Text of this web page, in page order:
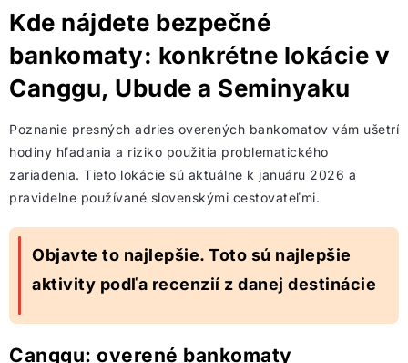
Kde nájdete bezpečné
bankomaty: konkrétne lokácie v
Canggu, Ubude a Seminyaku
Poznanie presných adries overených bankomatov vám ušetrí
hodiny hľadania a riziko použitia problematického
zariadenia. Tieto lokácie sú aktuálne k januáru 2026 a
pravidelne používané slovenskými cestovateľmi.
Objavte to najlepšie. Toto sú najlepšie
aktivity podľa recenzií z danej destinácie
Canggu: overené bankomaty